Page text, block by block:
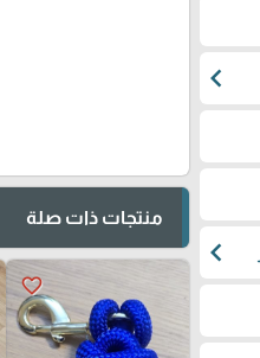
chevron_left
chevron_left
منتجات ذات صلة
favorite_border